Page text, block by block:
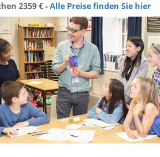
2359 € -Alle Preise finden Sie hier